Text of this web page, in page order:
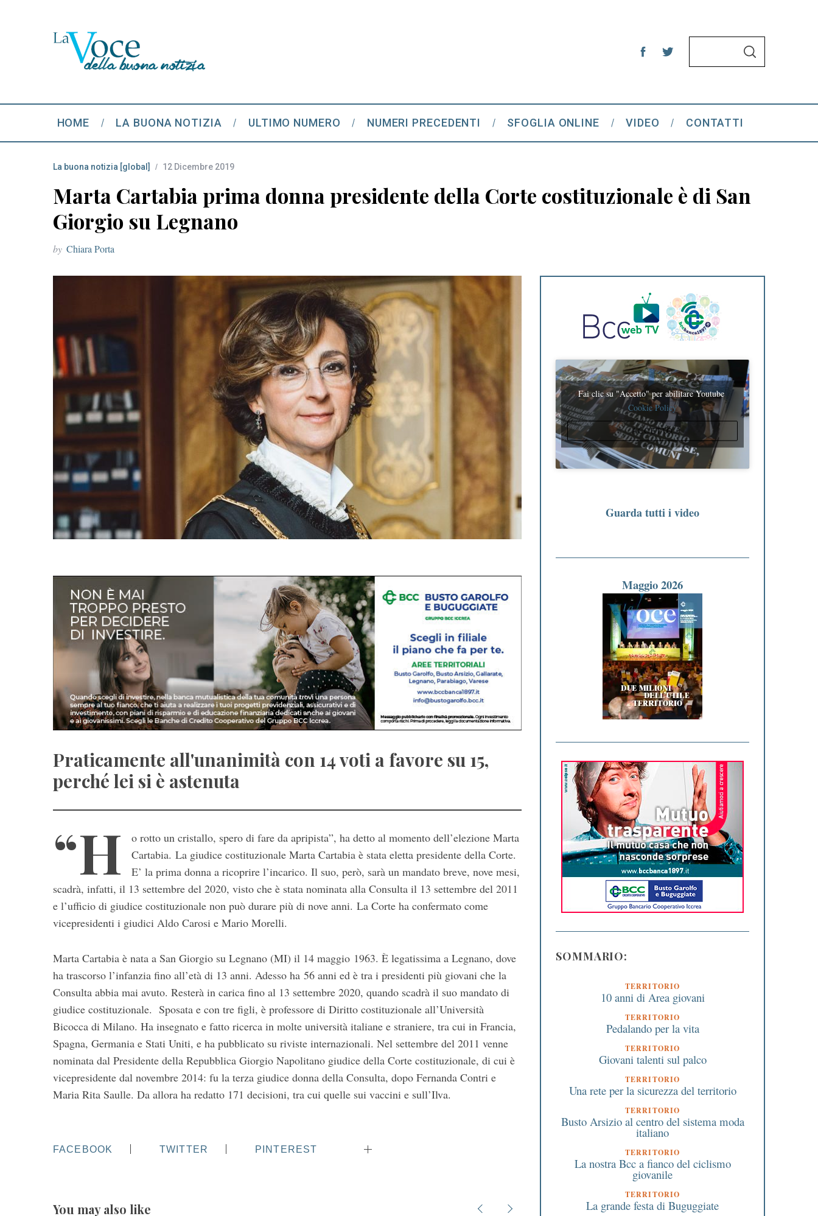
h
f
S
HOME LA BUONA NOTIZIA ULTIMO NUMERO NUMERI PRECEDENTI SFOGLIA ONLINE VIDEO CONTATTI
La buona notizia [global] 12 Dicembre 2019
Marta Cartabia prima donna presidente della Corte costituzionale è di San
Giorgio su Legnano
by Chiara Porta
Praticamente all'unanimità con 14 voti a favore su 15,
perché lei si è astenuta
“H
o rotto un cristallo, spero di fare da apripista”, ha detto al momento dell’elezione Marta
Cartabia. La giudice costituzionale Marta Cartabia è stata eletta presidente della Corte.
E’ la prima donna a ricoprire l’incarico. Il suo, però, sarà un mandato breve, nove mesi,
scadrà, infatti, il 13 settembre del 2020, visto che è stata nominata alla Consulta il 13 settembre del 2011
e l’ufficio di giudice costituzionale non può durare più di nove anni. La Corte ha confermato come
vicepresidenti i giudici Aldo Carosi e Mario Morelli.
Marta Cartabia è nata a San Giorgio su Legnano (MI) il 14 maggio 1963. È legatissima a Legnano, dove
ha trascorso l’infanzia fino all’età di 13 anni. Adesso ha 56 anni ed è tra i presidenti più giovani che la
Consulta abbia mai avuto. Resterà in carica fino al 13 settembre 2020, quando scadrà il suo mandato di
giudice costituzionale. Sposata e con tre figli, è professore di Diritto costituzionale all’Università
Bicocca di Milano. Ha insegnato e fatto ricerca in molte università italiane e straniere, tra cui in Francia,
Spagna, Germania e Stati Uniti, e ha pubblicato su riviste internazionali. Nel settembre del 2011 venne
nominata dal Presidente della Repubblica Giorgio Napolitano giudice della Corte costituzionale, di cui è
vicepresidente dal novembre 2014: fu la terza giudice donna della Consulta, dopo Fernanda Contri e
Maria Rita Saulle. Da allora ha redatto 171 decisioni, tra cui quelle sui vaccini e sull’Ilva.
FACEBOOK TWITTER PINTEREST
You may also like
Fai clic su "Accetto" per abilitare Youtube
Cookie Policy
ACCETTO
Guarda tutti i video
Maggio 2026
SOMMARIO:
TERRITORIO
10 anni di Area giovani
TERRITORIO
Pedalando per la vita
TERRITORIO
Giovani talenti sul palco
TERRITORIO
Una rete per la sicurezza del territorio
TERRITORIO
Busto Arsizio al centro del sistema moda
italiano
TERRITORIO
La nostra Bcc a fianco del ciclismo
giovanile
TERRITORIO
La grande festa di Buguggiate
e
a
r
h
f
o
r
: